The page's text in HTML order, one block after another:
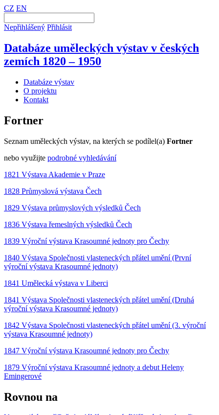
CZ EN
Nepřihlášený Přihlásit
Databáze uměleckých výstav v českých
zemích 1820 – 1950
Databáze výstav
O projektu
Kontakt
Fortner
Seznam uměleckých výstav, na kterých se podílel(a) Fortner
nebo využijte podrobné vyhledávání
1821 Výstava Akademie v Praze
1828 Průmyslová výstava Čech
1829 Výstava průmyslových výsledků Čech
1836 Výstava řemeslných výsledků Čech
1839 Výroční výstava Krasoumné jednoty pro Čechy
1840 Výstava Společnosti vlasteneckých přátel umění (První
výroční výstava Krasoumné jednoty)
1841 Umělecká výstava v Liberci
1841 Výstava Společnosti vlasteneckých přátel umění (Druhá
výroční výstava Krasoumné jednoty)
1842 Výstava Společnosti vlasteneckých přátel umění (3. výroční
výstava Krasoumné jednoty)
1847 Výroční výstava Krasoumné jednoty pro Čechy
1879 Výroční výstava Krasoumné jednoty a debut Heleny
Emingerové
Rovnou na